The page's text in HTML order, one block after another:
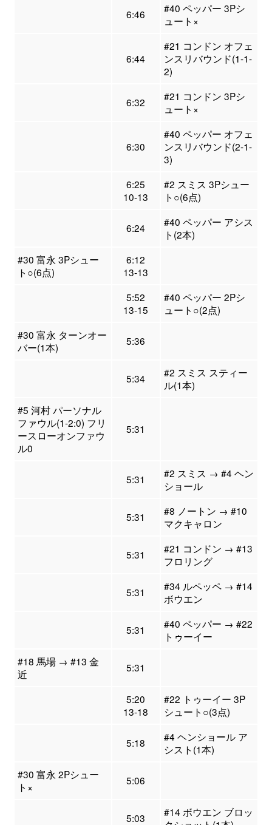
6:46
#40 ペッパー 3Pシ
ュート×
6:44
#21 コンドン オフェ
ンスリバウンド(1-1-
2)
6:32
#21 コンドン 3Pシ
ュート×
6:30
#40 ペッパー オフェ
ンスリバウンド(2-1-
3)
6:25
10-13
#2 スミス 3Pシュー
ト○(6点)
6:24
#40 ペッパー アシス
ト(2本)
#30 富永 3Pシュー
ト○(6点)
6:12
13-13
5:52
13-15
#40 ペッパー 2Pシ
ュート○(2点)
#30 富永 ターンオー
バー(1本)
5:36
5:34
#2 スミス スティー
ル(1本)
#5 河村 パーソナル
ファウル(1-2:0) フリ
ースローオンファウ
ル0
5:31
5:31
#2 スミス → #4 ヘン
ショール
5:31
#8 ノートン → #10
マクキャロン
5:31
#21 コンドン → #13
フロリング
5:31
#34 ルペッペ → #14
ボウエン
5:31
#40 ペッパー → #22
トゥーイー
#18 馬場 → #13 金
近
5:31
5:20
13-18
#22 トゥーイー 3P
シュート○(3点)
5:18
#4 ヘンショール ア
シスト(1本)
#30 富永 2Pシュー
ト×
5:06
5:03
#14 ボウエン ブロッ